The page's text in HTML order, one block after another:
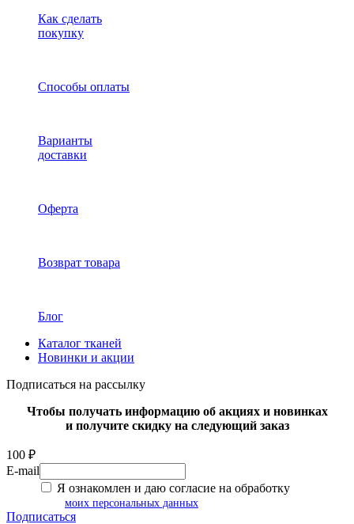
Как сделать
покупку
Способы оплаты
Варианты
доставки
Оферта
Возврат товара
Блог
Каталог тканей
Новинки и акции
Подписаться на рассылку
Чтобы получать информацию об акциях и новинках
и получите скидку на следующий заказ
100 ₽
E-mail
Я ознакомлен и даю согласие на обработку
моих персональных данных
Подписаться